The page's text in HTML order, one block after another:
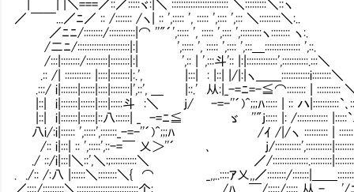
| | |＼===／::／:::::ヾ:|＼ :::::::::::::::::::::::: ＼:::::::::＼::ヽ
／ ￣￣...／ﾆ／ :: /::::::: /ヽ| :: ',::::: ', ::::: ',:::: ',::: ＼:::::::::＼:..
／ﾆﾆ/::::::::/:::::::::::|⌒ ''"´',::::: ', ::::: ',:::: ',:::::::::ヽ:::::::: ヽ:.
/二ﾆ/::::::::::::::::::::::|:| ',::::: ', ::::: ',:::: ',:::＿:::::::::::::::
/:::|::::::::/:::::::::|::::::::|:| ',:: | ',:::斗':: |:|:::::::::::::',:::::::::::.:::＼
.:: /| ::::::::::: |::::|::::::::|:.', |:::| : |::| |/|:|ヽ＿＿
.:::/ i|:::::::|::::::|::::|::::::::|',::', ＿ |::.' 从:|_-=ﾆ=-≦⌒:::::::: | ::::::::::
|::| i|:::::::|::::::|::::|:::::斗 :＼ j/ -=-''´)^;;;ﾊ::::: | :: ハ
|::| i|:::::::|::::::|::八::::::| _ -=ﾆ≦ ゞ ''"j::::: |: /::::::::::::: |:::::`
八i/:i|:::::: ',:::::',:::::::_-=-''´)^;;;ﾊ /ｲ /|/ヽ :::::::::: | :::::: '
/:: i|:::| :: ',:::::',::-=￣ 乂＞''´ ､ j/
./ ::/i|:::|＼::',＼:;:::::::::::＼ ／/
. ./:: /:八 |::::::＼::::::::＼{ ⌒ _,,..::::ｱ乂,,／::::::::/:::::::|＿＿
／::::/:::::::::＼::::::::::::::::::::::::::个:.. /ﾊ ￣/:::::/::::: 从 - _ '/